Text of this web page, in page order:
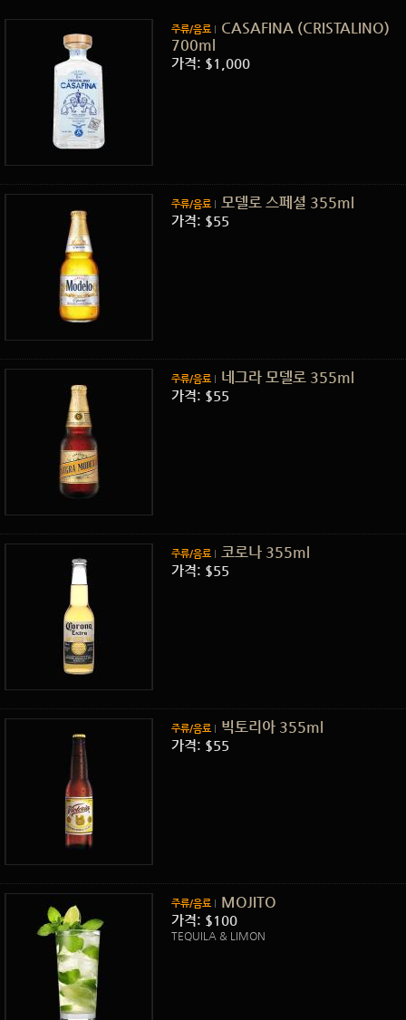
주류/음료
CASAFINA (CRISTALINO)
700ml
가격: $1,000
주류/음료 모델로 스페셜 355ml
가격: $55
주류/음료 네그라 모델로 355ml
가격: $55
주류/음료 코로나 355ml
가격: $55
주류/음료 빅토리아 355ml
가격: $55
주류/음료 MOJITO
가격: $100
TEQUILA & LIMON